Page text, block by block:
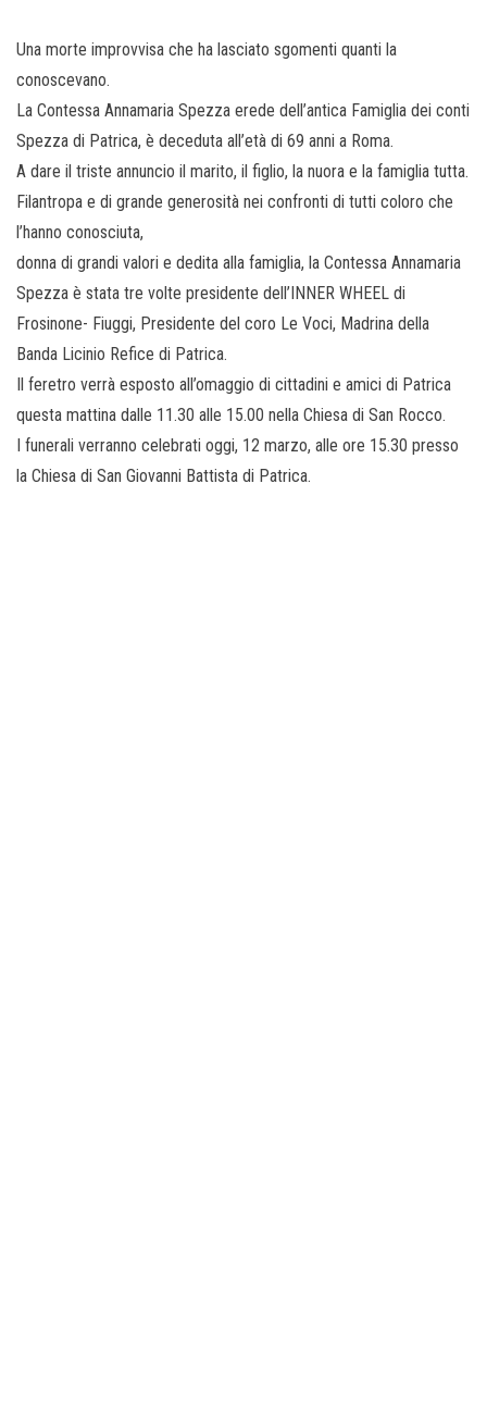
Una morte improvvisa che ha lasciato sgomenti quanti la
conoscevano.
La Contessa Annamaria Spezza erede dell’antica Famiglia dei conti
Spezza di Patrica, è deceduta all’età di 69 anni a Roma.
A dare il triste annuncio il marito, il figlio, la nuora e la famiglia tutta.
Filantropa e di grande generosità nei confronti di tutti coloro che
l’hanno conosciuta,
donna di grandi valori e dedita alla famiglia, la Contessa Annamaria
Spezza è stata tre volte presidente dell’INNER WHEEL di
Frosinone- Fiuggi, Presidente del coro Le Voci, Madrina della
Banda Licinio Refice di Patrica.
Il feretro verrà esposto all’omaggio di cittadini e amici di Patrica
questa mattina dalle 11.30 alle 15.00 nella Chiesa di San Rocco.
I funerali verranno celebrati oggi, 12 marzo, alle ore 15.30 presso
la Chiesa di San Giovanni Battista di Patrica.